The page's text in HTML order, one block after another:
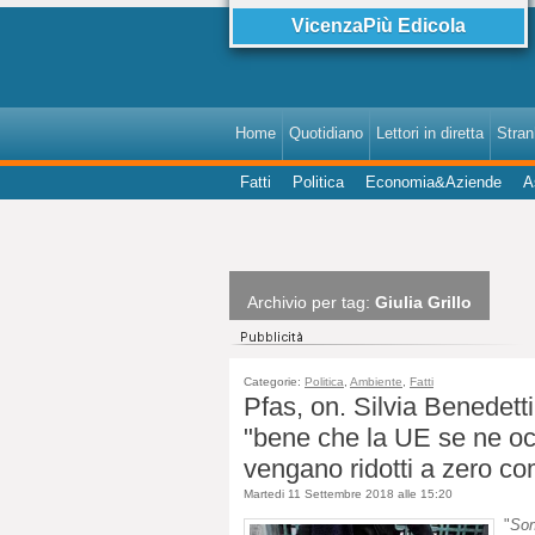
VicenzaPiù Edicola
Home Quotidiano Lettori in diretta
Fatti Politica Economia&Aziende
Archivio per tag: Giulia Grillo
Categorie: Politica Ambiente Fatti
Pfas, on. Silvia
"bene che la UE se ne
vengano ridotti a zero
Martedi 11 Settembre 2018 alle 15:20
"